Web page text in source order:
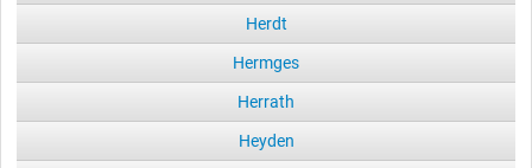
Herdt
Hermges
Herrath
Heyden